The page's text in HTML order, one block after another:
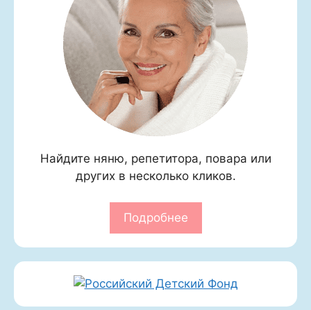
Найдите няню, репетитора, повара или
других в несколько кликов.
Подробнее